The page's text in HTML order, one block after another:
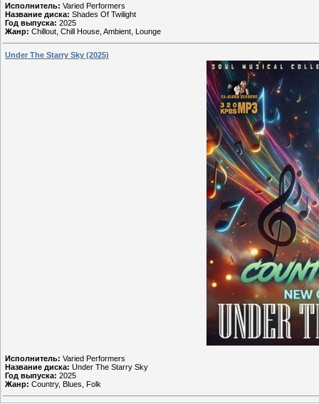
Исполнитель: Varied Performers
Название диска: Shades Of Twilight
Год выпуска: 2025
Жанр: Chillout, Chill House, Ambient, Lounge
Under The Starry Sky (2025)
Исполнитель: Varied Performers
Название диска: Under The Starry Sky
Год выпуска: 2025
Жанр: Country, Blues, Folk